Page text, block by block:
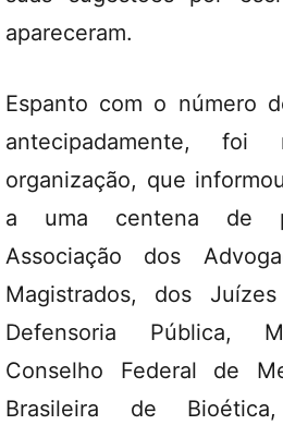
apareceram.
Espanto com o número
antecipadamente, foi
organização, que
a uma centena de
Associação dos
Magistrados, dos
Defensoria Pública,
Conselho Federal de
Brasileira de